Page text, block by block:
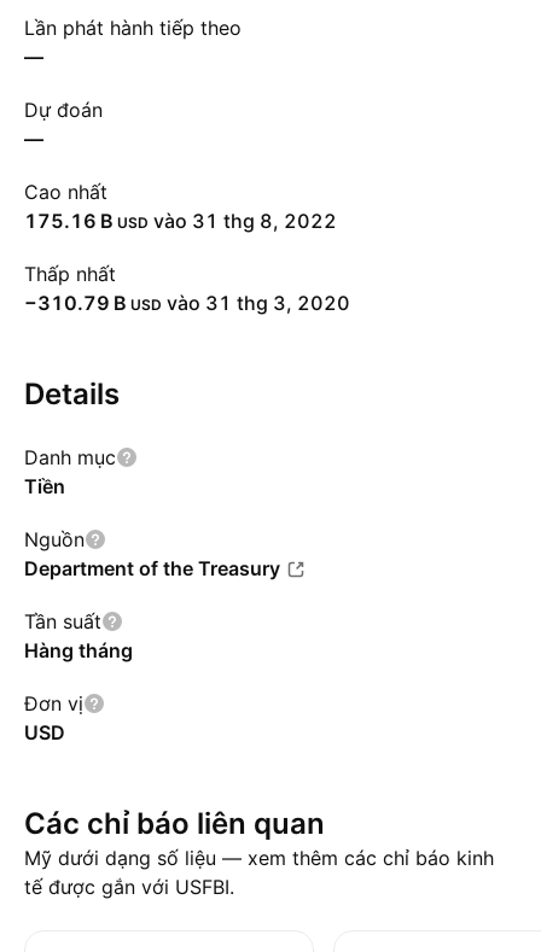
Lần phát hành tiếp theo
—
Dự đoán
—
Cao nhất
‪175.16 B‬ USD vào 31 thg 8, 2022
Thấp nhất
‪−310.79 B‬ USD vào 31 thg 3, 2020
Details
Danh mục
Tiền
Nguồn
Department of the Treasury
Tần suất
Hàng tháng
Đơn vị
USD
Các chỉ báo liên quan
Mỹ dưới dạng số liệu — xem thêm các chỉ báo kinh
tế được gắn với USFBI.